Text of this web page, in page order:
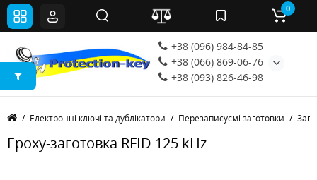
+38 (096) 984-84-85
+38 (066) 869-06-76
+38 (093) 826-46-98
0
Електронні ключі та дублікатори Перезаписуємі заготовки
Epoxy-заготовка RFID 125 kHz